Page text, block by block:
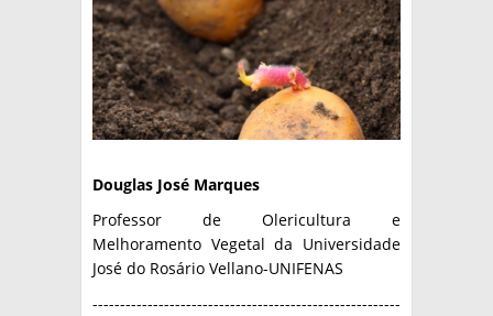
LA PAPA
RESOLUCIONES Y NORMATIVAS
ENLACES
ARGENPAPA
PUBLICIDAD
QUIENES SOMOS
CONTACTO
BUSCAR NOTICIAS
BUSCAR
Douglas José Marques
Professor de Olericultura e
Melhoramento Vegetal da Universidade
José do Rosário Vellano-UNIFENAS
--------------------------------------------------------